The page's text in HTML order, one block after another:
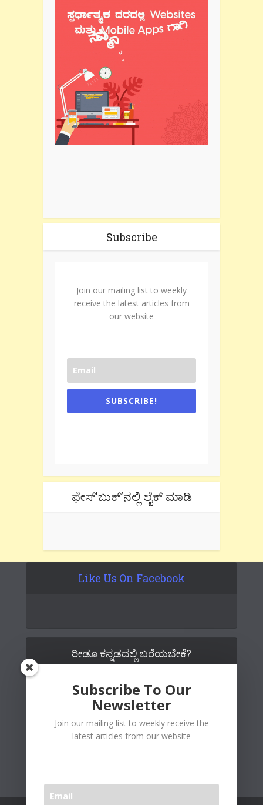
Subscribe
Join our mailing list to weekly
receive the latest articles from
our website
SUBSCRIBE!
ಫೇಸ್’ಬುಕ್’ನಲ್ಲಿ ಲೈಕ್ ಮಾಡಿ
Like Us On Facebook
ರೀಡೂ ಕನ್ನಡದಲ್ಲಿ ಬರೆಯಬೇಕೆ?
Subscribe To Our
Newsletter
Join our mailing list to weekly receive the
latest articles from our website